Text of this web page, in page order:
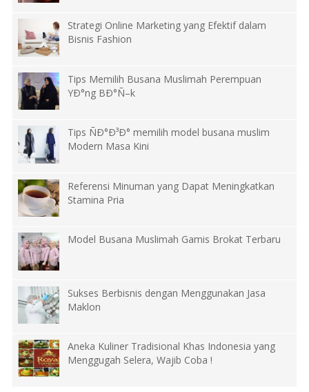
Strategi Online Marketing yang Efektif dalam
Bisnis Fashion
Tips Memilih Busana Muslimah Perempuan
YÐ°ng BÐ°Ñ–k
Tips ÑÐ°Ð³Ð° memilih model busana muslim
Modern Masa Kini
Referensi Minuman yang Dapat Meningkatkan
Stamina Pria
Model Busana Muslimah Gamis Brokat Terbaru
Sukses Berbisnis dengan Menggunakan Jasa
Maklon
Aneka Kuliner Tradisional Khas Indonesia yang
Menggugah Selera, Wajib Coba !